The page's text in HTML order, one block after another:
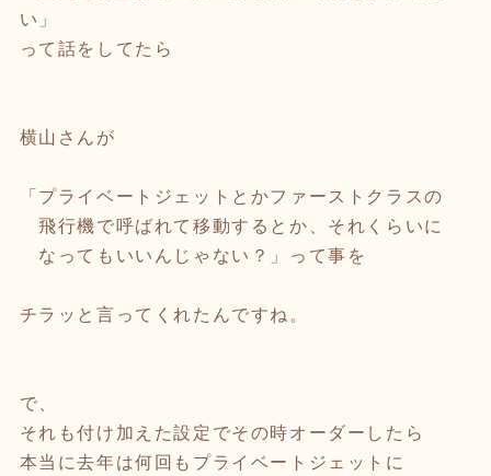
い」
って話をしてたら
横山さんが
「プライベートジェットとかファーストクラスの
飛行機で呼ばれて移動するとか、それくらいに
なってもいいんじゃない？」って事を
チラッと言ってくれたんですね。
で、
それも付け加えた設定でその時オーダーしたら
本当に去年は何回もプライベートジェットに